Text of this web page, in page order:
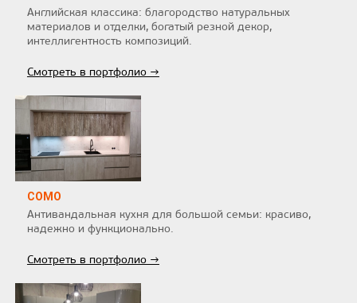
Английская классика: благородство натуральных
материалов и отделки, богатый резной декор,
интеллигентность композиций.
Смотреть в портфолио →
COMO
Антивандальная кухня для большой семьи: красиво,
надежно и функционально.
Смотреть в портфолио →